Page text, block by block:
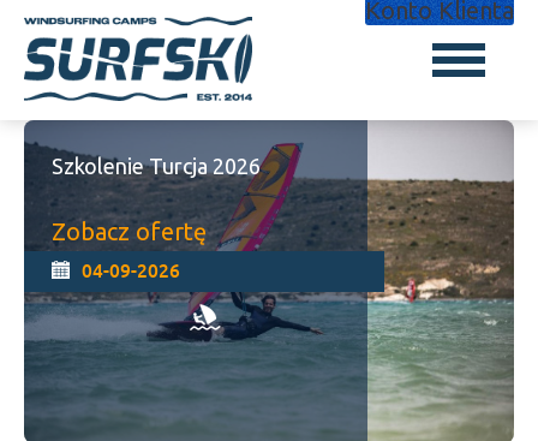
Konto Klienta
Szkolenie Turcja 2026
Zobacz ofertę
04-09-2026